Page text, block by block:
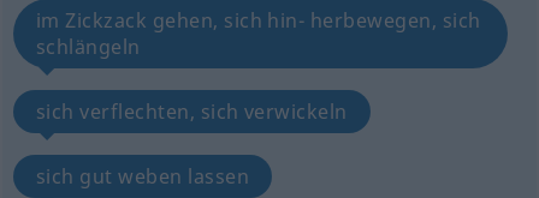
im Zickzack gehen, sich hin- herbewegen, sich
schlängeln
sich verflechten, sich verwickeln
sich gut weben lassen